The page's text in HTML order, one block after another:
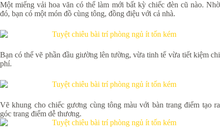
Một miếng vải hoa văn có thể làm mới bất kỳ chiếc đèn cũ nào. Nhờ
đó, bạn có một món đồ cùng tông, đồng điệu với cả nhà.
Bạn có thể vẽ phần đầu giường lên tường, vừa tinh tế vừa tiết kiệm chi
phí.
Vẽ khung cho chiếc gương cùng tông màu với bàn trang điểm tạo ra
góc trang điểm dễ thương.